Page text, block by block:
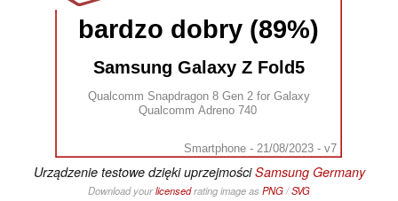
bardzo dobry (89%)
Samsung Galaxy Z Fold5
Qualcomm Snapdragon 8 Gen 2 for Galaxy
Qualcomm Adreno 740
Smartphone - 21/08/2023 - v7
Urządzenie testowe dzięki uprzejmościSamsung Germany
Download yourlicensedrating image as PNG/SVG